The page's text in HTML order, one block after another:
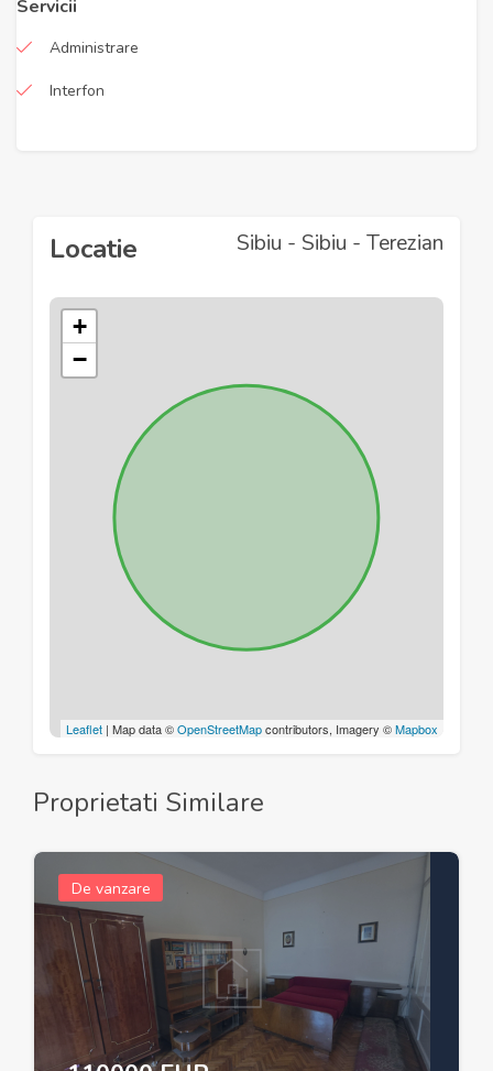
Servicii
Administrare
Interfon
Locatie Sibiu - Sibiu - Terezian
+
−
Leaflet | Map data ©OpenStreetMapcontributors, Imagery ©Mapbox
Proprietati Similare
De vanzare